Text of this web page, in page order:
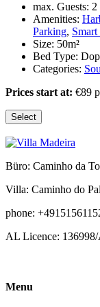
max. Guests: 2
Amenities:
Parking,
Size: 50m²
Bed Type:
Categories:
Prices start at: €89
Select
Büro: Caminho da
Villa: Caminho do
phone:
AL Licence:
Menu